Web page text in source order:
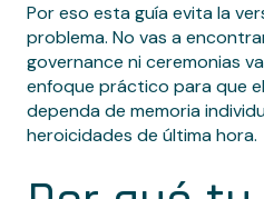
Por eso esta guía evita la
problema. No vas a
governance ni ceremonias
enfoque práctico para que
dependa de memoria
heroicidades de última hora.